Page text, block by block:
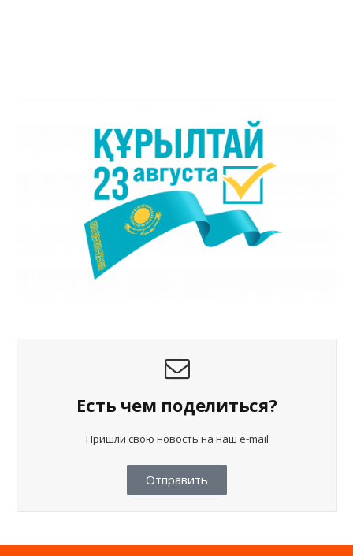
Есть чем поделиться?
Пришли свою новость на наш e-mail
Отправить